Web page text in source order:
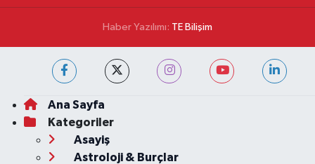
Haber Yazılımı: TE Bilişim
Ana Sayfa
Kategoriler
Asayiş
Astroloji & Burçlar